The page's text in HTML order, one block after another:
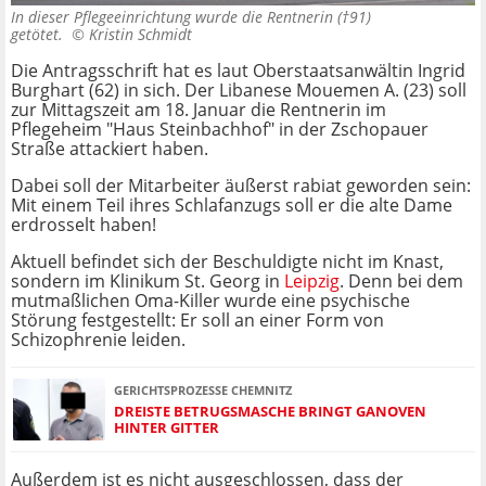
In dieser Pflegeeinrichtung wurde die Rentnerin (†91)
getötet. © Kristin Schmidt
Die Antragsschrift hat es laut Oberstaatsanwältin Ingrid
Burghart (62) in sich. Der Libanese Mouemen A. (23) soll
zur Mittagszeit am 18. Januar die Rentnerin im
Pflegeheim "Haus Steinbachhof" in der Zschopauer
Straße attackiert haben.
Dabei soll der Mitarbeiter äußerst rabiat geworden sein:
Mit einem Teil ihres Schlafanzugs soll er die alte Dame
erdrosselt haben!
Aktuell befindet sich der Beschuldigte nicht im Knast,
sondern im Klinikum St. Georg in Leipzig. Denn bei dem
mutmaßlichen Oma-Killer wurde eine psychische
Störung festgestellt: Er soll an einer Form von
Schizophrenie leiden.
GERICHTSPROZESSE CHEMNITZ
DREISTE BETRUGSMASCHE BRINGT GANOVEN
HINTER GITTER
Außerdem ist es nicht ausgeschlossen, dass der